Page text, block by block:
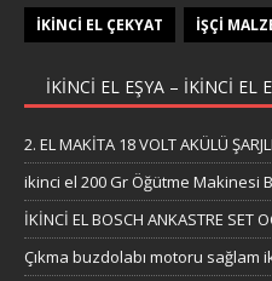
İKINCI EL ÇEKYAT İŞÇI
IKINCI EL EŞYA – IKINCI EL
2. EL MAKİTA 18 VOLT AKÜLÜ
ikinci el 200 Gr Öğütme Makinesi
İKİNCİ EL BOSCH ANKASTRE SET
Çıkma buzdolabı motoru sağlam